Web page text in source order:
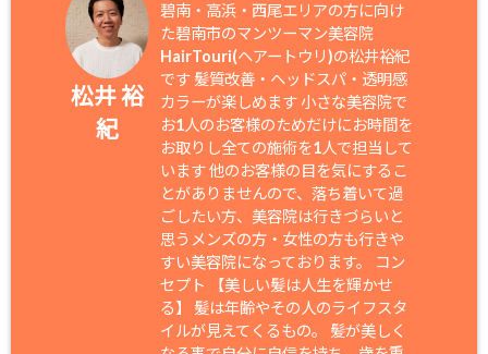
松井 裕
紀
碧南・高浜・西尾エリアの方に向け
た碧南市のマンツーマン美容院
HairTouri(ヘアートウリ)の松井裕紀
です 髪質改善・ヘッドスパ・透明感
カラーが楽しめます 小さな美容院で
お1人のお客様のためだけにお時間を
お取りし全ての施術を1人で担当して
います 他のお客様の目を気にするこ
とがありませんので、落ち着いて過
ごしたい方、美容院は行きづらいと
思うメンズの方・女性の方も行きや
すい美容院になっております。 コン
セプト 【美しい髪は人生を輝かせ
る】 髪は年齢やその人のライフスタ
イルが見えてくるもの。 髪が美しく